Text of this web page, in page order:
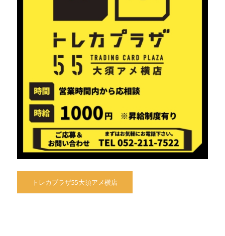
トレカプラザ55大須アメ横店